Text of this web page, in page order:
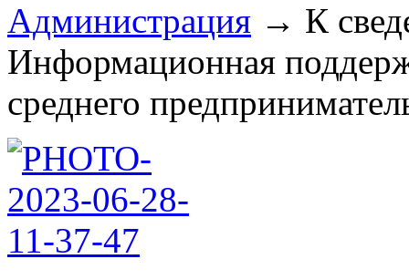
Администрация → К
Информационная
среднего